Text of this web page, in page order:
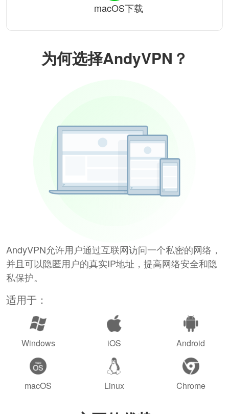
为何选择AndyVPN？
AndyVPN允许用户通过互联网访问一个私密的网络，
并且可以隐匿用户的真实IP地址，提高网络安全和隐
私保护。
适用于：
Windows iOS Android
macOS Linux Chrome
macOS下载